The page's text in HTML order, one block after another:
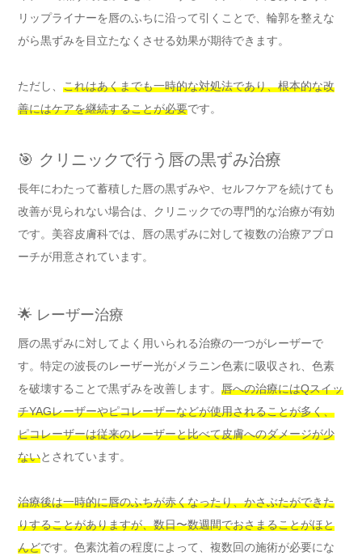
リップライナーを唇のふちに沿って引くことで、輪郭を整えな
がら黒ずみを目立たなくさせる効果が期待できます。
ただし、 これはあくまでも一時的な対処法であり、根本的な改
善にはケアを継続することが必要です。
🎯 クリニックで行う唇の黒ずみ治療
長年にわたって蓄積した唇の黒ずみや、セルフケアを続けても
改善が見られない場合は、クリニックでの専門的な治療が有効
です。美容皮膚科では、唇の黒ずみに対して複数の治療アプロ
ーチが用意されています。
🌟 レーザー治療
唇の黒ずみに対してよく用いられる治療の一つがレーザーで
す。特定の波長のレーザー光がメラニン色素に吸収され、色素
を破壊することで黒ずみを改善します。 唇への治療にはQスイッ
チYAGレーザーやピコレーザーなどが使用されることが多く、
ピコレーザーは従来のレーザーと比べて皮膚へのダメージが少
ないとされています。
治療後は一時的に唇のふちが赤くなったり、かさぶたができた
りすることがありますが、数日〜数週間でおさまることがほと
んどです。色素沈着の程度によって、複数回の施術が必要にな